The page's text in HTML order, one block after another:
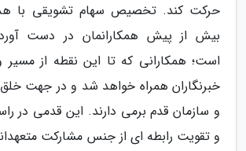
حرکت کند. تخصیص سهام تشویقی با
بیش از پیش همکارانمان در دست
است؛ همکارانی که تا این نقطه از
خبرنگاران همراه خواهد شد و در جهت
و سازمان قدم برمی دارند. این قدمی در
و تقویت رابطه ای از جنس مشارکت